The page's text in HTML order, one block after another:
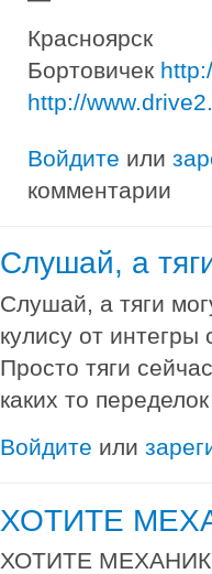
Красноярск
Бортовичек
http://
Войдите или
комментарии
Слушай, а
Слушай, а тяги
кулису от
Просто тяги
каких то
Войдите или
ХОТИТЕ
ХОТИТЕ